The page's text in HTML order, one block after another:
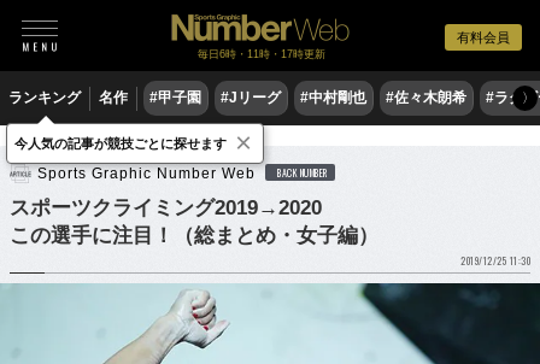
有料会員
毎日6時・11時・17時更新
ランキング 名作 #甲子園 #Jリーグ #中村剛也 #佐々木朗希 #ラグ〉
他競技 スポーツクライミング
Sports Graphic Number Web BACK NUMBER
スポーツクライミング2019→2020
この選手に注目！（総まとめ・女子編）
2019/12/25 11:30
今人気の記事が競技ごとに探せます ×